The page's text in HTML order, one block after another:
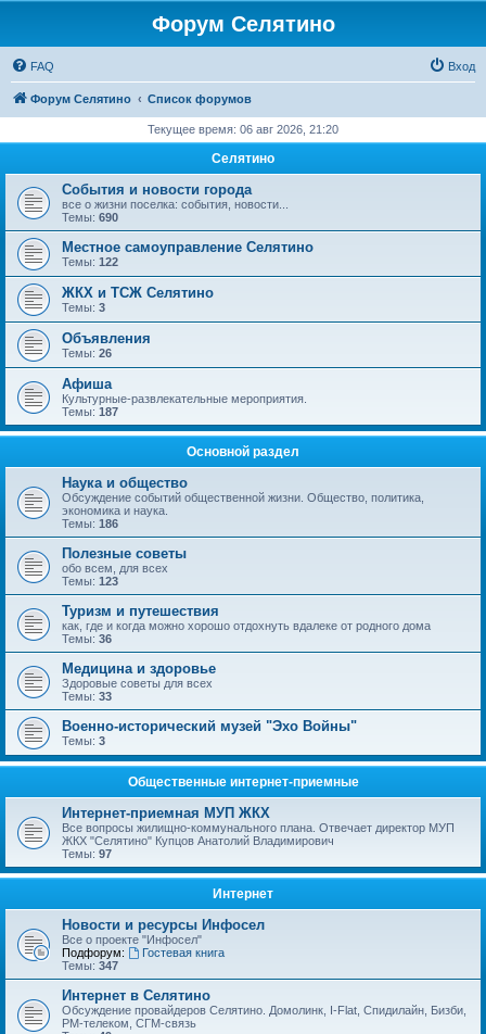
Форум Селятино
FAQ Вход
Форум Селятино Список форумов
Текущее время: 06 авг 2026, 21:20
Селятино
События и новости города
все о жизни поселка: события, новости...
Темы: 690
Местное самоуправление Селятино
Темы: 122
ЖКХ и ТСЖ Селятино
Темы: 3
Объявления
Темы: 26
Афиша
Культурные-развлекательные мероприятия.
Темы: 187
Основной раздел
Наука и общество
Обсуждение событий общественной жизни. Общество, политика,
экономика и наука.
Темы: 186
Полезные советы
обо всем, для всех
Темы: 123
Туризм и путешествия
как, где и когда можно хорошо отдохнуть вдалеке от родного дома
Темы: 36
Медицина и здоровье
Здоровые советы для всех
Темы: 33
Военно-исторический музей "Эхо Войны"
Темы: 3
Общественные интернет-приемные
Интернет-приемная МУП ЖКХ
Все вопросы жилищно-коммунального плана. Отвечает директор МУП
ЖКХ "Селятино" Купцов Анатолий Владимирович
Темы: 97
Интернет
Новости и ресурсы Инфосел
Все о проекте "Инфосел"
Подфорум:
Гостевая книга
Темы: 347
Интернет в Селятино
Обсуждение провайдеров Селятино. Домолинк, I-Flat, Спидилайн, Бизби,
РМ-телеком, СГМ-связь